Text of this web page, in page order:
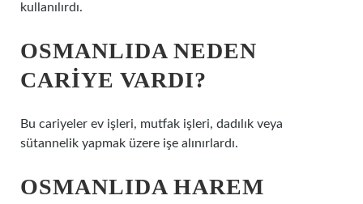
kullanılırdı.
OSMANLIDA NEDEN
CARIYE VARDI?
Bu cariyeler ev işleri, mutfak işleri, dadılık veya
sütannelik yapmak üzere işe alınırlardı.
OSMANLIDA HAREM